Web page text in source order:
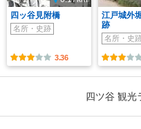
四ッ谷見附橋
名所・史跡
3.36
江戸城外
跡
名所・史
四ツ谷 観光